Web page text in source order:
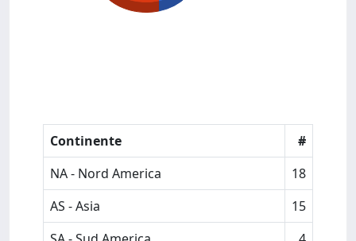
Continente
#
NA - Nord America
18
AS - Asia
15